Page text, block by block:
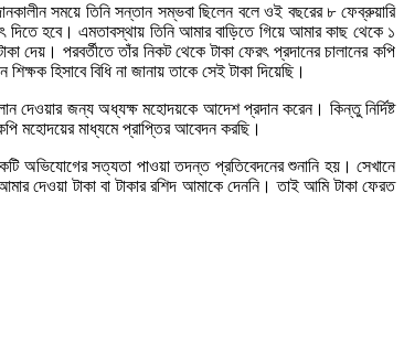
সময়ে তিনি সন্তান সম্ভবা ছিলেন বলে ওই বছরের ৮ ফেব্রুয়ারি
হবে। এমতাবস্থায় তিনি আমার বাড়িতে গিয়ে আমার কাছ থেকে ১
দেয়। পরবর্তীতে তাঁর নিকট থেকে টাকা ফেরৎ প্রদানের চালানের কপি
হিসাবে বিধি না জানায় তাকে সেই টাকা দিয়েছি।
দেওয়ার জন্য অধ্যক্ষ মহোদয়কে আদেশ প্রদান করেন। কিন্তু নির্দিষ্ট
মহোদয়ের মাধ্যমে প্রাপ্তির আবেদন করছি।
অভিযোগের সত্যতা পাওয়া তদন্ত প্রতিবেদনের শুনানি হয়। সেখানে
দেওয়া টাকা বা টাকার রশিদ আমাকে দেননি। তাই আমি টাকা ফেরত